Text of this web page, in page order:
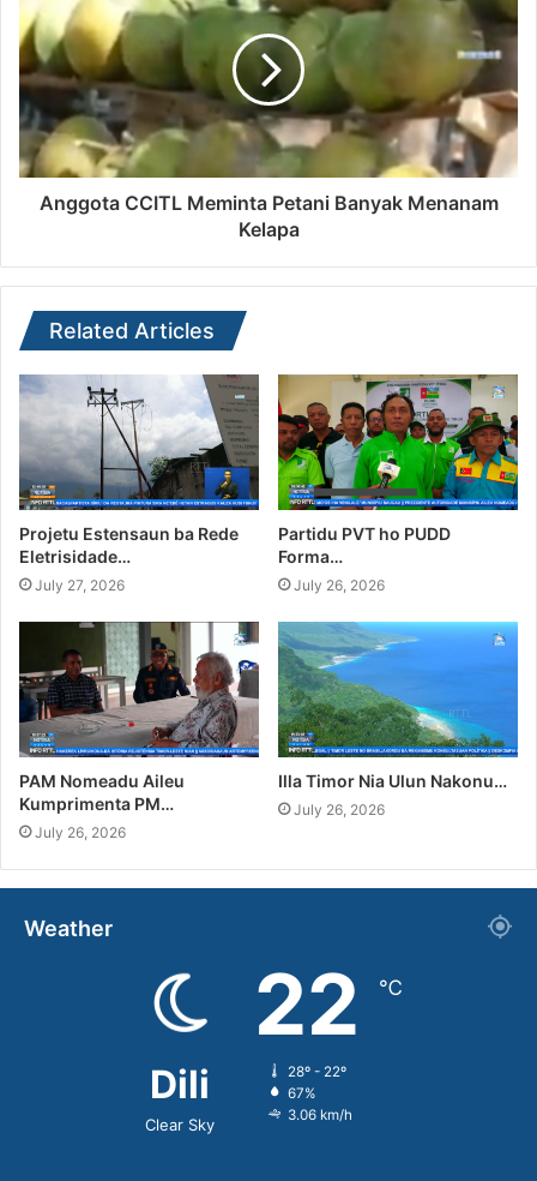
Anggota CCITL Meminta Petani Banyak Menanam
Kelapa
Related Articles
Projetu Estensaun ba Rede
Eletrisidade…
July 27, 2026
Partidu PVT ho PUDD
Forma…
July 26, 2026
PAM Nomeadu Aileu
Kumprimenta PM…
July 26, 2026
Illa Timor Nia Ulun Nakonu…
July 26, 2026
Weather
Dili
Clear Sky
22 ℃
28º - 22º
67%
3.06 km/h